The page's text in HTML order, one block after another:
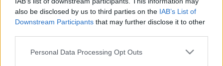
also be disclosed by us to third parties on the IAB’s List of
Downstream Participants that may further disclose it to other
Please note that this website/app uses one or more Google
Personal Data Processing Opt Outs
Estos jugadores son baja: Sergio Ramos (lesión de
rodilla), Rodrygo (lesión muscular), Hazard (lesión